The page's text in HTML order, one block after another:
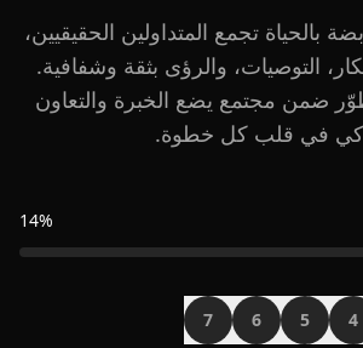
بالحياة تجمع المتداولين الحقيقيين،
التوصيات، والرؤى بثقة وشفافية.
ضمن مجتمع يضع الخبرة والتعاون
في قلب كل خطوة.
14%
4
5
6
7